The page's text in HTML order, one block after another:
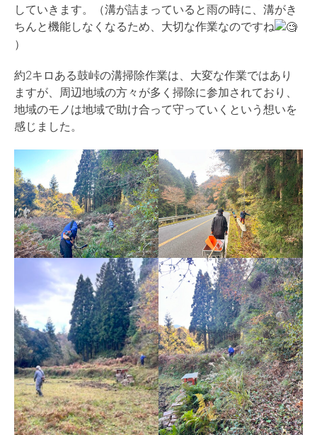
していきます。（溝が詰まっていると雨の時に、溝がき
ちんと機能しなくなるため、大切な作業なのですね
）
約2キロある鼓峠の溝掃除作業は、大変な作業ではあり
ますが、周辺地域の方々が多く掃除に参加されており、
地域のモノは地域で助け合って守っていくという想いを
感じました。